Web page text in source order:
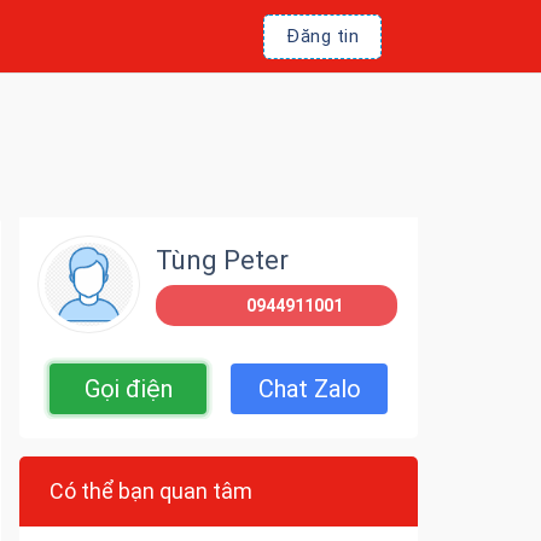
Đăng tin
Tùng Peter
0944911001
Gọi điện Chat Zalo
Có thể bạn quan tâm